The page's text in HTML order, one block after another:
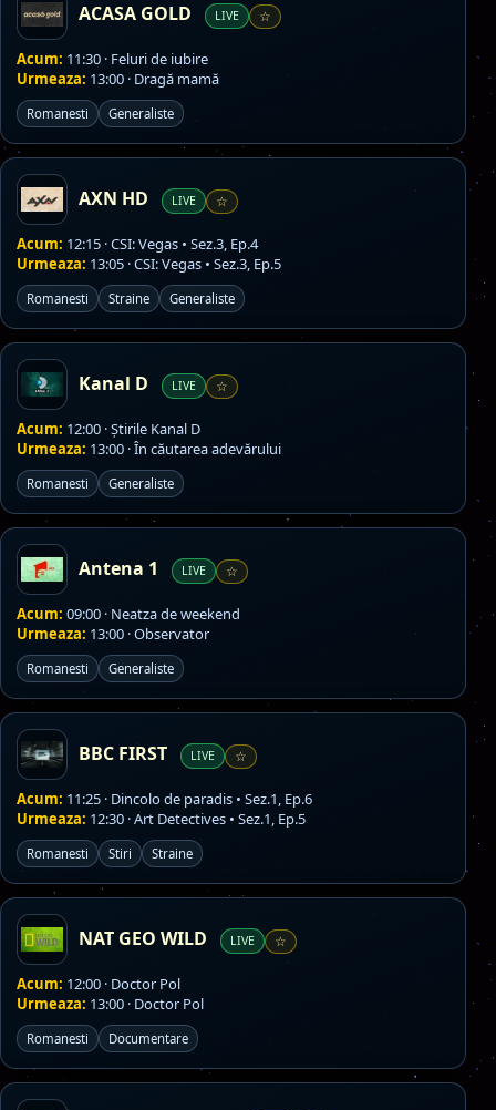
ACASA GOLD LIVE ☆
Acum: 11:30 · Feluri de iubire
Urmeaza: 13:00 · Dragă mamă
Romanesti Generaliste
AXN HD LIVE ☆
Acum: 12:15 · CSI: Vegas • Sez.3, Ep.4
Urmeaza: 13:05 · CSI: Vegas • Sez.3, Ep.5
Romanesti Straine Generaliste
Kanal D LIVE ☆
Acum: 12:00 · Știrile Kanal D
Urmeaza: 13:00 · În căutarea adevărului
Romanesti Generaliste
Antena 1 LIVE ☆
Acum: 09:00 · Neatza de weekend
Urmeaza: 13:00 · Observator
Romanesti Generaliste
BBC FIRST LIVE ☆
Acum: 11:25 · Dincolo de paradis • Sez.1, Ep.6
Urmeaza: 12:30 · Art Detectives • Sez.1, Ep.5
Romanesti Stiri Straine
NAT GEO WILD LIVE ☆
Acum: 12:00 · Doctor Pol
Urmeaza: 13:00 · Doctor Pol
Romanesti Documentare